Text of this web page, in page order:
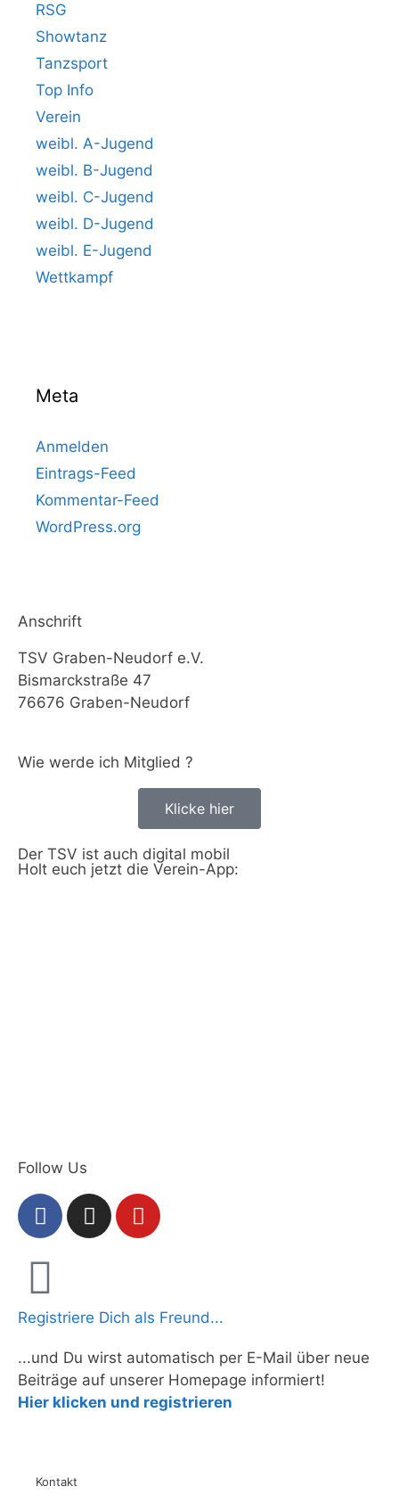
RSG
Showtanz
Tanzsport
Top Info
Verein
weibl. A-Jugend
weibl. B-Jugend
weibl. C-Jugend
weibl. D-Jugend
weibl. E-Jugend
Wettkampf
Meta
Anmelden
Eintrags-Feed
Kommentar-Feed
WordPress.org
Anschrift
TSV Graben-Neudorf e.V.
Bismarckstraße 47
76676 Graben-Neudorf
Wie werde ich Mitglied ?
Klicke hier
Der TSV ist auch digital mobil
Holt euch jetzt die Verein-App:
Follow Us
Registriere Dich als Freund...
...und Du wirst automatisch per E-Mail über neue
Beiträge auf unserer Homepage informiert!
Hier klicken und registrieren
Kontakt